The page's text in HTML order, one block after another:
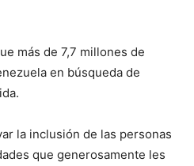
más de 7,7 millones de
en búsqueda de
la inclusión de las personas
que generosamente les